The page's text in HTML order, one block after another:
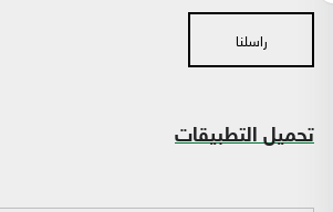
راسلنا
تحميل التطبيقات